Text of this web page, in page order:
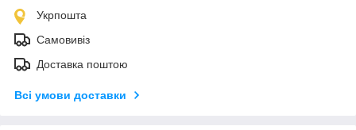
Укрпошта
Самовивіз
Доставка поштою
Всі умови доставки